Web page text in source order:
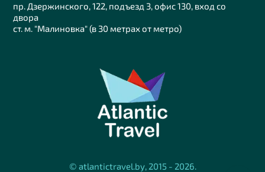
пр. Дзержинского, 122, подъезд 3, офис 130, вход со
двора
ст. м. "Малиновка" (в 30 метрах от метро)
© atlantictravel.by, 2015 - 2026.